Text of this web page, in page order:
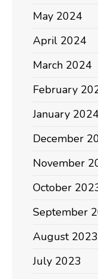
May 2024
April 2024
March 2024
February
January 2024
December
November
October
September
August 2023
July 2023